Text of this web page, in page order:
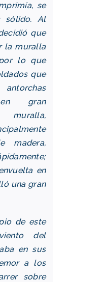
se
sólido. Al
que
la muralla
lo que
que
en gran
madera,
en
una gran
de este
del
en sus
a los
sobre